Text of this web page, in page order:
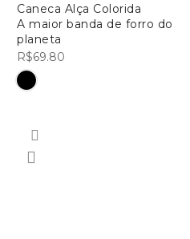
Caneca Alça Colorida
A maior banda de forro do
planeta
R$69.80